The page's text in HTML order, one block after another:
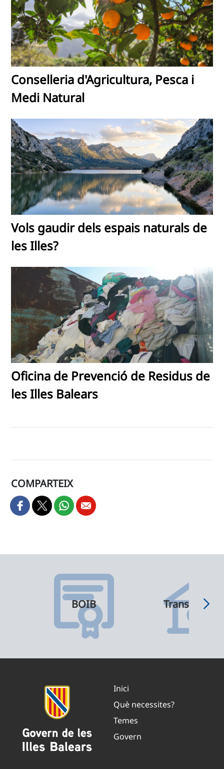
Conselleria d'Agricultura, Pesca i
Medi Natural
Vols gaudir dels espais naturals de
les Illes?
Oficina de Prevenció de Residus de
les Illes Balears
COMPARTEIX
BOIB
Inici
Què necessites?
Temes
Govern